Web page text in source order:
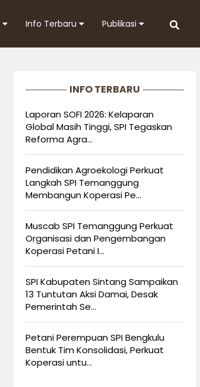
Info Terbaru Publikasi
INFO TERBARU
Laporan SOFI 2026: Kelaparan
Global Masih Tinggi, SPI Tegaskan
Reforma Agra...
Pendidikan Agroekologi Perkuat
Langkah SPI Temanggung
Membangun Koperasi Pe...
Muscab SPI Temanggung Perkuat
Organisasi dan Pengembangan
Koperasi Petani I...
SPI Kabupaten Sintang Sampaikan
13 Tuntutan Aksi Damai, Desak
Pemerintah Se...
Petani Perempuan SPI Bengkulu
Bentuk Tim Konsolidasi, Perkuat
Koperasi untu...